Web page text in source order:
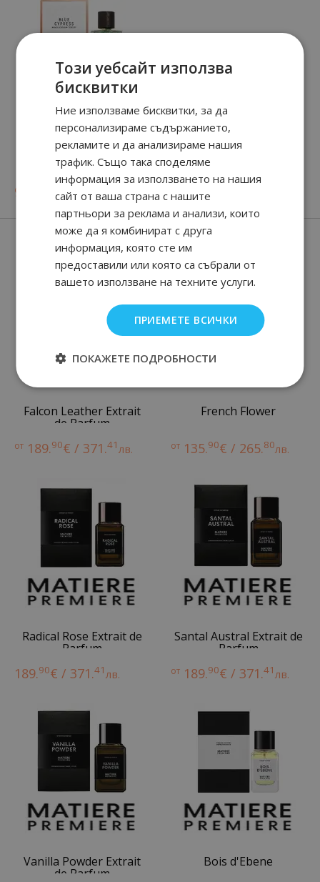
Blue Cypress
95. € / 185. лв.
Нови парфюми
Falcon Leather Extrait
de Parfum
от 189.90€ / 371.41лв.
French Flower
от 135.90€ / 265.80лв.
Radical Rose Extrait de
Parfum
189.90€ / 371.41лв.
Santal Austral Extrait de
Parfum
от 189.90€ / 371.41лв.
Vanilla Powder Extrait
de Parfum
Bois d'Ebene
Този уебсайт използва
бисквитки
Ние използваме бисквитки, за да
персонализираме съдържанието,
рекламите и да анализираме нашия
трафик. Също така споделяме
информация за използването на нашия
сайт от ваша страна с нашите
партньори за реклама и анализи, които
може да я комбинират с друга
информация, която сте им
предоставили или която са събрали от
вашето използване на техните услуги.
ПРИЕМЕТЕ ВСИЧКИ
ПОКАЖЕТЕ ПОДРОБНОСТИ